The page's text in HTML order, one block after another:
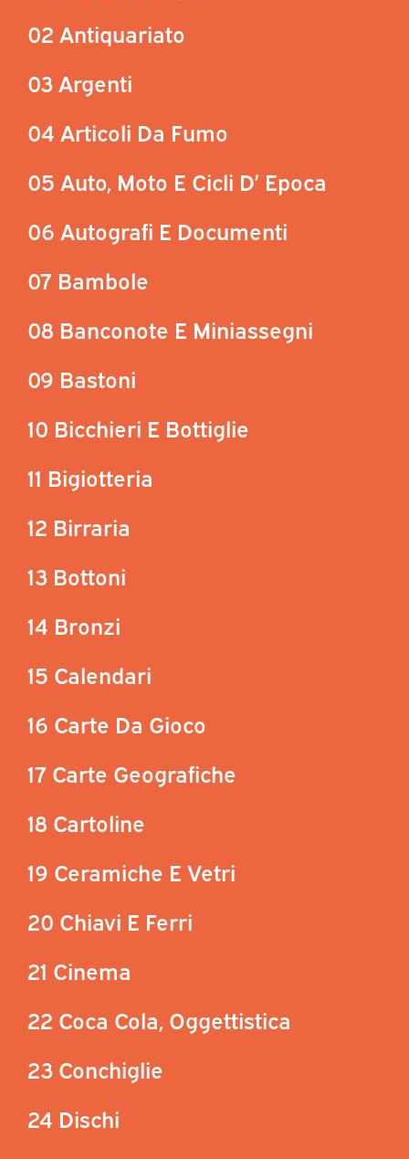
02 Antiquariato
03 Argenti
04 Articoli Da Fumo
05 Auto, Moto E Cicli D’ Epoca
06 Autografi E Documenti
07 Bambole
08 Banconote E Miniassegni
09 Bastoni
10 Bicchieri E Bottiglie
11 Bigiotteria
12 Birraria
13 Bottoni
14 Bronzi
15 Calendari
16 Carte Da Gioco
17 Carte Geografiche
18 Cartoline
19 Ceramiche E Vetri
20 Chiavi E Ferri
21 Cinema
22 Coca Cola, Oggettistica
23 Conchiglie
24 Dischi